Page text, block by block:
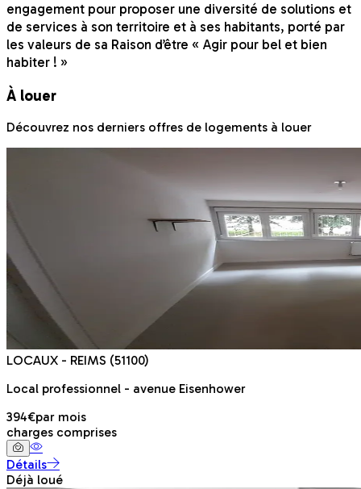
engagement pour proposer une diversité de solutions et
de services à son territoire et à ses habitants, porté par
les valeurs de sa Raison d’être « Agir pour bel et bien
habiter ! »
À louer
Découvrez nos derniers offres de logements à louer
LOCAUX - REIMS (51100)
Local professionnel - avenue Eisenhower
394€par mois
charges comprises
Détails
Déjà loué